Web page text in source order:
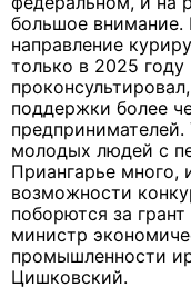
большое внимание.
направление
только в 2025 году
поддержки более
предпринимателей.
молодых людей с
Приангарье много,
возможности
поборются за
министр
промышленности
Цишковский.